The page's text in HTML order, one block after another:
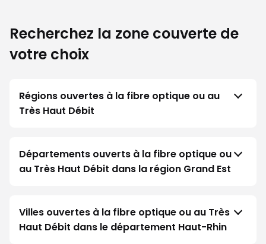
Recherchez la zone couverte de
votre choix
Régions ouvertes à la fibre optique ou au
Très Haut Débit
Départements ouverts à la fibre optique ou
au Très Haut Débit dans la région Grand Est
Villes ouvertes à la fibre optique ou au Très
Haut Débit dans le département Haut-Rhin